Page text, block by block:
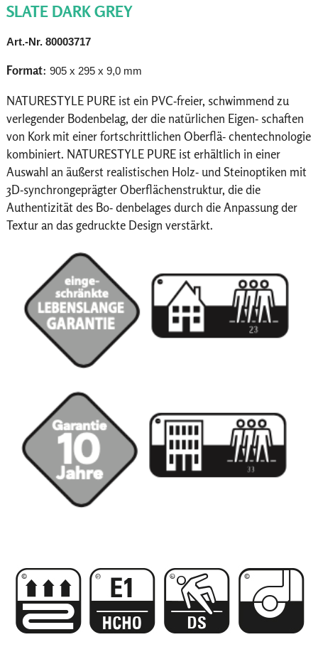
SLATE DARK GREY
Art.-Nr. 80003717
Format: 905 x 295 x 9,0 mm
NATURESTYLE PURE ist ein PVC-freier, schwimmend zu
verlegender Bodenbelag, der die natürlichen Eigen- schaften
von Kork mit einer fortschrittlichen Oberflä- chentechnologie
kombiniert. NATURESTYLE PURE ist erhältlich in einer
Auswahl an äußerst realistischen Holz- und Steinoptiken mit
3D-synchrongeprägter Oberflächenstruktur, die die
Authentizität des Bo- denbelages durch die Anpassung der
Textur an das gedruckte Design verstärkt.